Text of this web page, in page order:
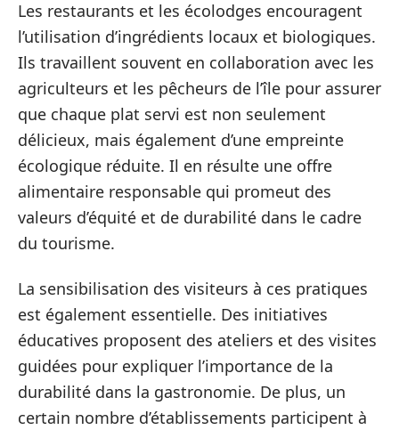
Les restaurants et les écolodges encouragent
l’utilisation d’ingrédients locaux et biologiques.
Ils travaillent souvent en collaboration avec les
agriculteurs et les pêcheurs de l’île pour assurer
que chaque plat servi est non seulement
délicieux, mais également d’une empreinte
écologique réduite. Il en résulte une offre
alimentaire responsable qui promeut des
valeurs d’équité et de durabilité dans le cadre
du tourisme.
La sensibilisation des visiteurs à ces pratiques
est également essentielle. Des initiatives
éducatives proposent des ateliers et des visites
guidées pour expliquer l’importance de la
durabilité dans la gastronomie. De plus, un
certain nombre d’établissements participent à